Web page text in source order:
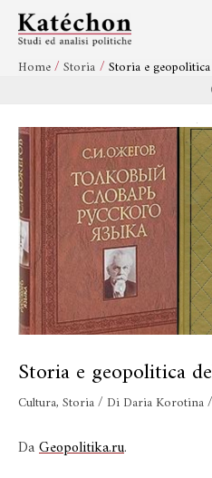
contenuto
Home Storia Storia e
Storia e geopolitica
Cultura, Storia/ Di Daria Korotina/
DaGeopolitika.ru.
Navigazione
articoli